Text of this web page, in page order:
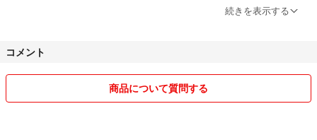
発送期日内（土日祝を除く）に発送いたしますので、ご安心してお待ち
※発送伝票番号のご案内は行っておりません。
続きを表示する
コメント
商品について質問する